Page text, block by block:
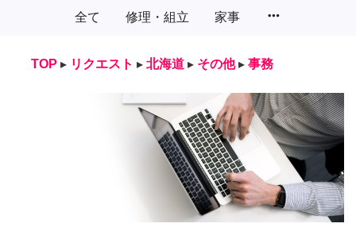
全て 修理・組立 家事 more_horiz
TOP ▸ リクエスト ▸ 北海道 ▸ その他 ▸ 事務